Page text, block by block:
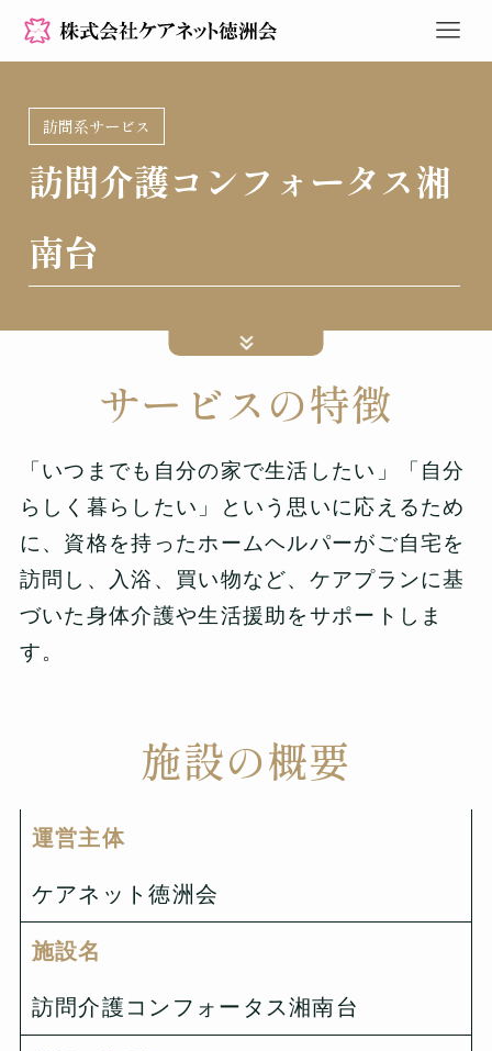
訪問系サービス
訪問介護コンフォータス湘
南台
サービスの特徴
「いつまでも自分の家で生活したい」「自分
らしく暮らしたい」という思いに応えるため
に、資格を持ったホームヘルパーがご自宅を
訪問し、入浴、買い物など、ケアプランに基
づいた身体介護や生活援助をサポートしま
す。
施設の概要
運営主体
ケアネット徳洲会
施設名
訪問介護コンフォータス湘南台